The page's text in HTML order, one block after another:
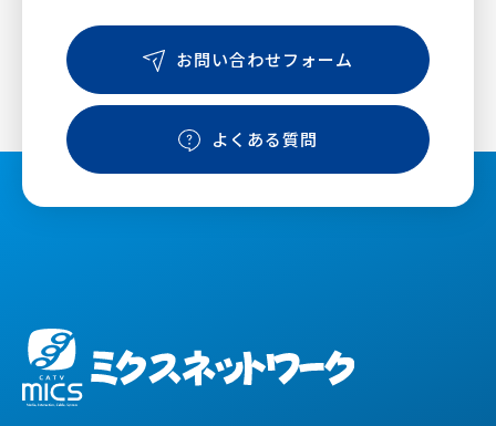
お問い合わせフォーム
よくある質問